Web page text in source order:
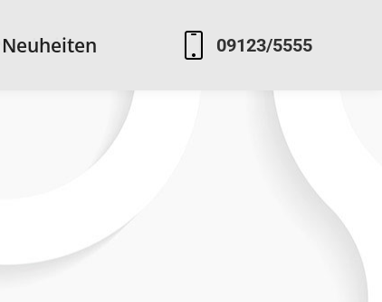
Neuheiten 09123/5555
Neuheiten 09123/5555